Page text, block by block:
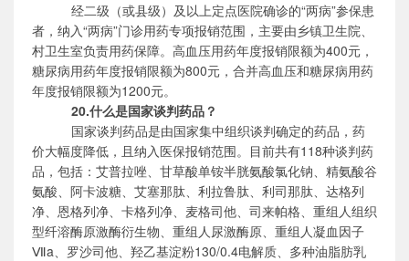
经二级（或县级）及以上定点医院确诊的“两病”参保患
者，纳入“两病”门诊用药专项报销范围，主要由乡镇卫生院、
村卫生室负责用药保障。高血压用药年度报销限额为400元，
糖尿病用药年度报销限额为800元，合并高血压和糖尿病用药
年度报销限额为1200元。
20.什么是国家谈判药品？
国家谈判药品是由国家集中组织谈判确定的药品，药
价大幅度降低，且纳入医保报销范围。目前共有118种谈判药
品，包括：艾普拉唑、甘草酸单铵半胱氨酸氯化钠、精氨酸谷
氨酸、阿卡波糖、艾塞那肽、利拉鲁肽、利司那肽、达格列
净、恩格列净、卡格列净、麦格司他、司来帕格、重组人组织
型纤溶酶原激酶衍生物、重组人尿激酶原、重组人凝血因子
Ⅶa、罗沙司他、羟乙基淀粉130/0.4电解质、多种油脂肪乳